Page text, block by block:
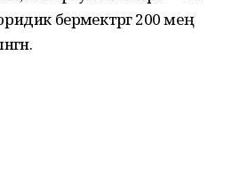
берәмектәргә 200 мең